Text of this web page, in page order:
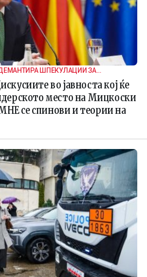
ШПЕКУЛАЦИИ ЗА
во јавноста кој ќе
место на Мицкоски
се спинови и теории на